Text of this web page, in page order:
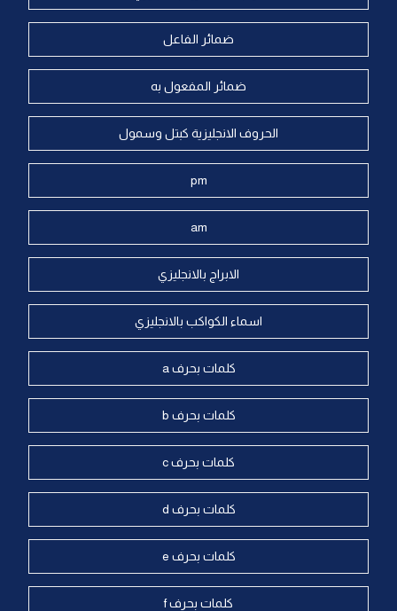
ضمائر الفاعل
ضمائر المفعول به
الحروف الانجليزية كبتل وسمول
pm
am
الابراج بالانجليزي
اسماء الكواكب بالانجليزي
كلمات بحرف a
كلمات بحرف b
كلمات بحرف c
كلمات بحرف d
كلمات بحرف e
كلمات بحرف f